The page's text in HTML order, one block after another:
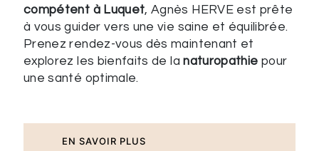
compétent à Luquet, Agnès HERVE est prête
à vous guider vers une vie saine et équilibrée.
Prenez rendez-vous dès maintenant et
explorez les bienfaits de lanaturopathie pour
une santé optimale.
EN SAVOIR PLUS